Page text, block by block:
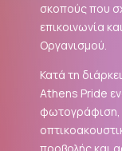
σκοπούς που
επικοινωνία
Οργανισμού.
Κατά τη
Athens Pride
φωτογράφιση,